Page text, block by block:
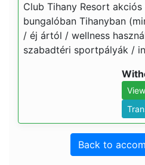
Club Tihany Resort
bungalóban Tihanyban
/ éj ártól / wellness
szabadtéri sportpályák /
View
Back to